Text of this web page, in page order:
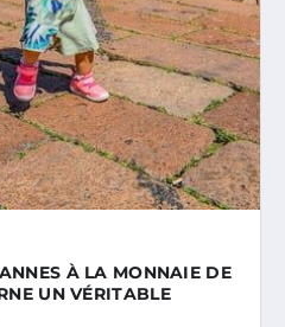
À LA MONNAIE DE
UN VÉRITABLE